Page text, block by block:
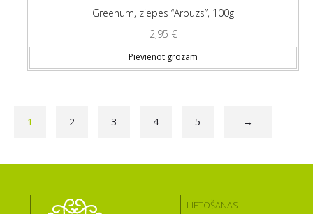
Greenum, ziepes “Arbūzs”, 100g
2,95 €
Pievienot grozam
1 2 3 4 5 →
LIETOŠANAS